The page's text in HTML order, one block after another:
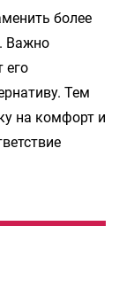
более
Важно
его
Тем
на комфорт и